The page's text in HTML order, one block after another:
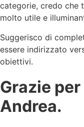
categorie, credo che
molto utile e
Suggerisco di
essere indirizzato
obiettivi.
Grazie
Andrea.